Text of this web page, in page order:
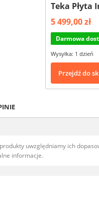
Teka Płyta
5 499,00 zł
Darmowa
Wysyłka: 1 dzień
Przejdź do
uwzględniamy ich
informacje.